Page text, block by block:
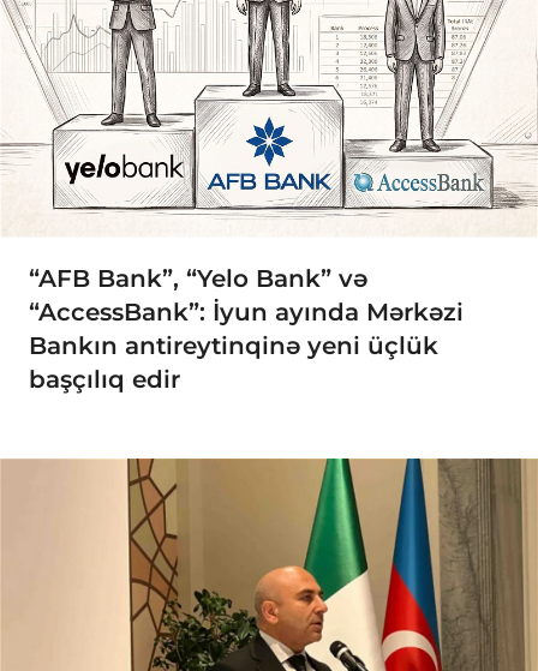
“AFB Bank”, “Yelo Bank” və
“AccessBank”: İyun ayında Mərkəzi
Bankın antireytinqinə yeni üçlük
başçılıq edir